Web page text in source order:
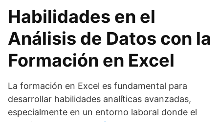
Habilidades en el
Análisis de Datos con la
Formación en Excel
La formación en Excel es fundamental para
desarrollar habilidades analíticas avanzadas,
especialmente en un entorno laboral donde el